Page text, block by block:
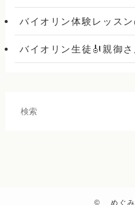
バイオリン体験レッスン
バイオリン生徒🎻親御
© めぐみ